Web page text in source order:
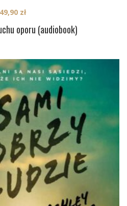
oporu (audiobook)
49,90 zł